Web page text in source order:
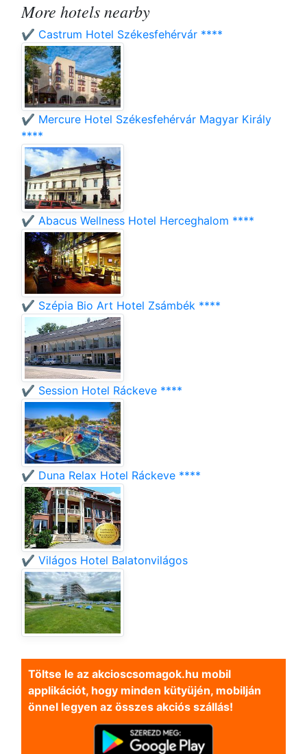
More hotels nearby
✔️ Castrum Hotel Székesfehérvár ****
✔️ Mercure Hotel Székesfehérvár Magyar Király
****
✔️ Abacus Wellness Hotel Herceghalom ****
✔️ Szépia Bio Art Hotel Zsámbék ****
✔️ Session Hotel Ráckeve ****
✔️ Duna Relax Hotel Ráckeve ****
✔️ Világos Hotel Balatonvilágos
Töltse le az akcioscsomagok.hu mobil
applikációt, hogy minden kütyüjén, mobilján
önnel legyen az összes akciós szállás!